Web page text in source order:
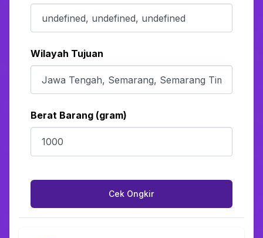
Wilayah Tujuan
Berat Barang (gram)
Cek Ongkir